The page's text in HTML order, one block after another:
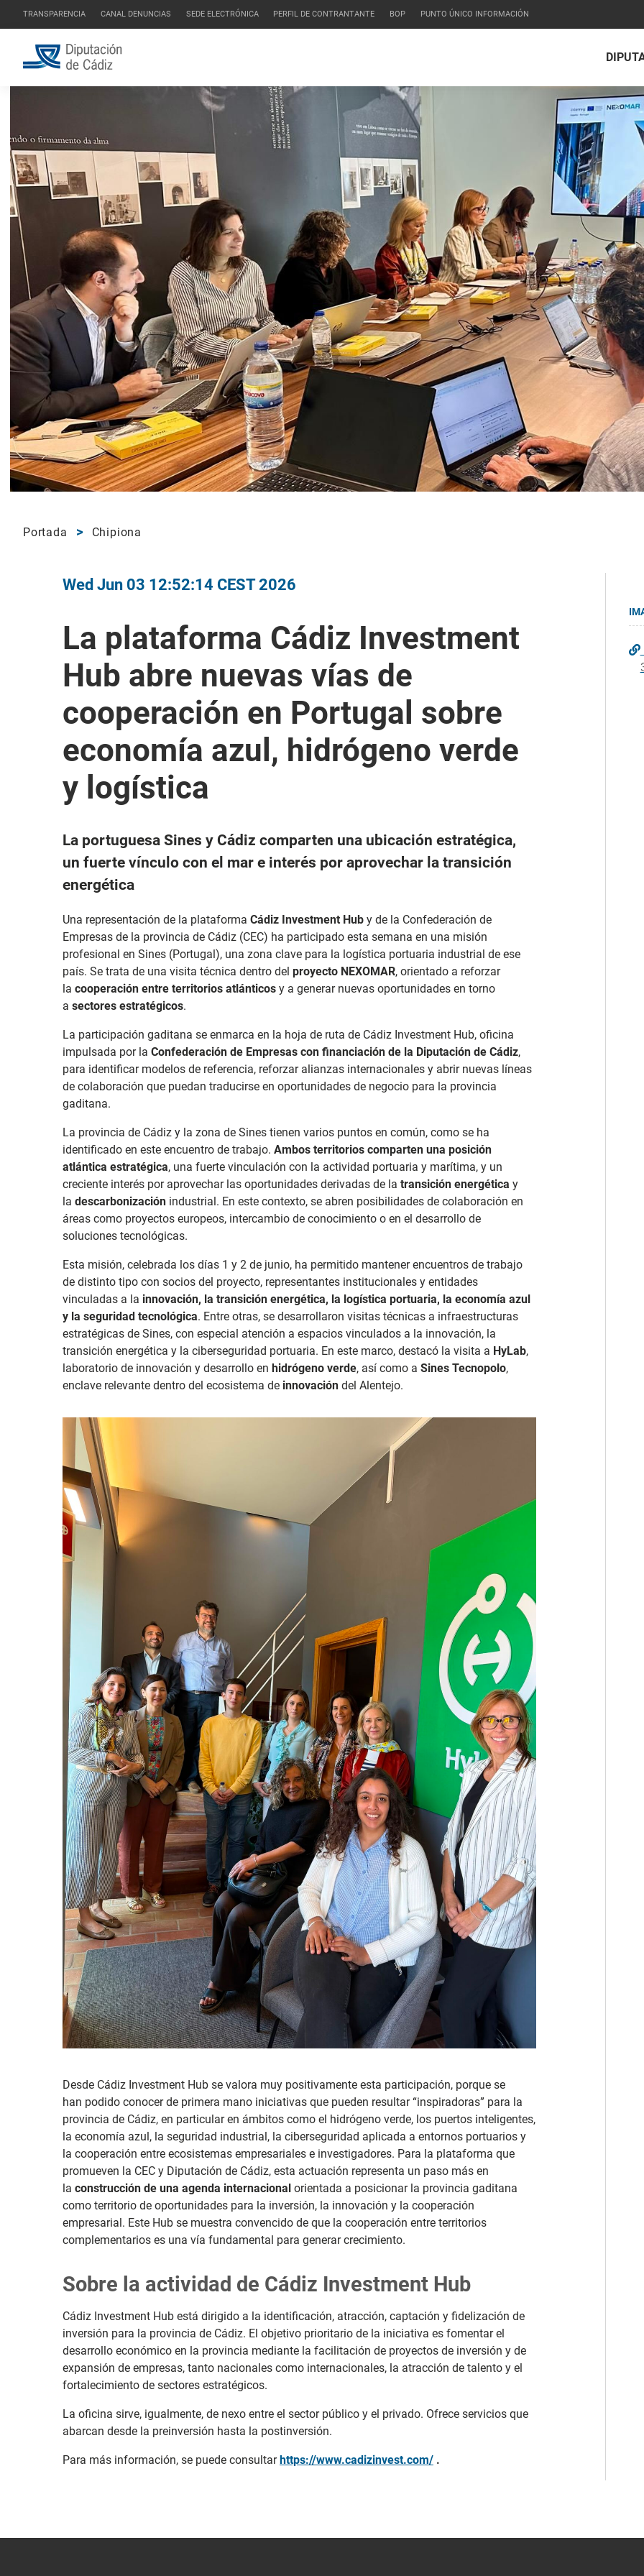
TRANSPARENCIA CANAL DENUNCIAS SEDE ELECTRÓNICA PERFIL DE CONTRANTANTE BOP PUNTO ÚNICO INFORMACIÓN
Portada Chipiona
Wed Jun 03 12:52:14 CEST 2026
La plataforma Cádiz Investment
Hub abre nuevas vías de
cooperación en Portugal sobre
economía azul, hidrógeno verde
y logística
La portuguesa Sines y Cádiz comparten una ubicación estratégica,
un fuerte vínculo con el mar e interés por aprovechar la transición
energética
Una representación de la plataforma Cádiz Investment Hub y de la Confederación de
Empresas de la provincia de Cádiz (CEC) ha participado esta semana en una misión
profesional en Sines (Portugal), una zona clave para la logística portuaria industrial de ese
país. Se trata de una visita técnica dentro del proyecto NEXOMAR, orientado a reforzar
la cooperación entre territorios atlánticos y a generar nuevas oportunidades en torno
a sectores estratégicos.
La participación gaditana se enmarca en la hoja de ruta de Cádiz Investment Hub, oficina
impulsada por la Confederación de Empresas con financiación de la Diputación de Cádiz,
para identificar modelos de referencia, reforzar alianzas internacionales y abrir nuevas líneas
de colaboración que puedan traducirse en oportunidades de negocio para la provincia
gaditana.
La provincia de Cádiz y la zona de Sines tienen varios puntos en común, como se ha
identificado en este encuentro de trabajo. Ambos territorios comparten una posición
atlántica estratégica, una fuerte vinculación con la actividad portuaria y marítima, y un
creciente interés por aprovechar las oportunidades derivadas de la transición energética y
la descarbonización industrial. En este contexto, se abren posibilidades de colaboración en
áreas como proyectos europeos, intercambio de conocimiento o en el desarrollo de
soluciones tecnológicas.
Esta misión, celebrada los días 1 y 2 de junio, ha permitido mantener encuentros de trabajo
de distinto tipo con socios del proyecto, representantes institucionales y entidades
vinculadas a la innovación, la transición energética, la logística portuaria, la economía azul
y la seguridad tecnológica. Entre otras, se desarrollaron visitas técnicas a infraestructuras
estratégicas de Sines, con especial atención a espacios vinculados a la innovación, la
transición energética y la ciberseguridad portuaria. En este marco, destacó la visita a HyLab,
laboratorio de innovación y desarrollo en hidrógeno verde, así como a Sines Tecnopolo,
enclave relevante dentro del ecosistema de innovación del Alentejo.
Desde Cádiz Investment Hub se valora muy positivamente esta participación, porque se
han podido conocer de primera mano iniciativas que pueden resultar “inspiradoras” para la
provincia de Cádiz, en particular en ámbitos como el hidrógeno verde, los puertos inteligentes,
la economía azul, la seguridad industrial, la ciberseguridad aplicada a entornos portuarios y
la cooperación entre ecosistemas empresariales e investigadores. Para la plataforma que
promueven la CEC y Diputación de Cádiz, esta actuación representa un paso más en
la construcción de una agenda internacional orientada a posicionar la provincia gaditana
como territorio de oportunidades para la inversión, la innovación y la cooperación
empresarial. Este Hub se muestra convencido de que la cooperación entre territorios
complementarios es una vía fundamental para generar crecimiento.
Sobre la actividad de Cádiz Investment Hub
Cádiz Investment Hub está dirigido a la identificación, atracción, captación y fidelización de
inversión para la provincia de Cádiz. El objetivo prioritario de la iniciativa es fomentar el
desarrollo económico en la provincia mediante la facilitación de proyectos de inversión y de
expansión de empresas, tanto nacionales como internacionales, la atracción de talento y el
fortalecimiento de sectores estratégicos.
La oficina sirve, igualmente, de nexo entre el sector público y el privado. Ofrece servicios que
abarcan desde la preinversión hasta la postinversión.
Para más información, se puede consultarhttps://www.cadizinvest.com/ .